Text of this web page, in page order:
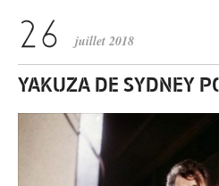
juillet 2018
YAKUZA DE SYDNEY